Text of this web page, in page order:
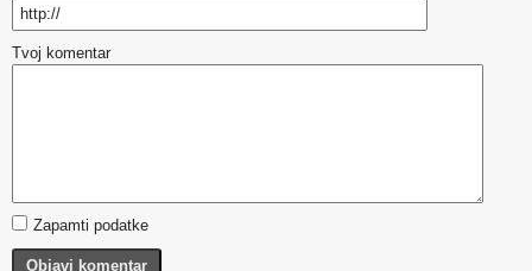
Tvoj komentar
Zapamti podatke
Objavi komentar